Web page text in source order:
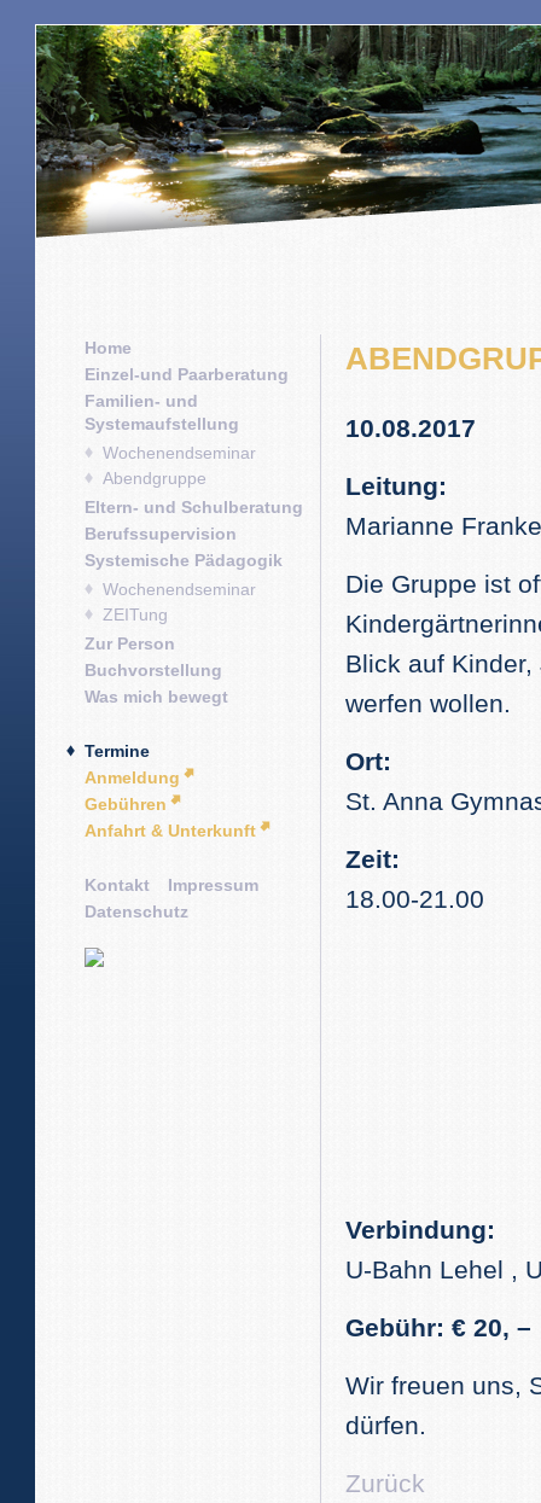
Home
Einzel-und Paarberatung
Familien- und
Systemaufstellung
Wochenendseminar
Abendgruppe
Eltern- und Schulberatung
Berufssupervision
Systemische Pädagogik
Wochenendseminar
ZEITung
Zur Person
Buchvorstellung
Was mich bewegt
Termine
Anmeldung
Gebühren
Anfahrt & Unterkunft
Kontakt
Impressum
Datenschutz
10.08.2017
Leitung:
Marianne
Die Gruppe ist
Blick auf
werfen wollen.
Ort:
St. Anna
Zeit:
18.00-21.00
Verbindung:
U-Bahn Lehel ,
Gebühr: € 20, –
Wir freuen uns,
dürfen.
Zurück